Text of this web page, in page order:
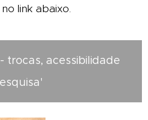
link abaixo.
trocas, acessibilidade